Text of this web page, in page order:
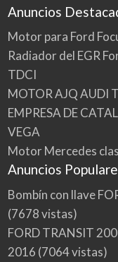
Anuncios
Motor para Ford
Radiador del EGR
TDCI
MOTOR AJQ AUDI
EMPRESA DE
VEGA
Motor Mercedes
Anuncios
Bombín con llave
(7678 vistas)
FORD TRANSIT
2016 (7064 vistas)